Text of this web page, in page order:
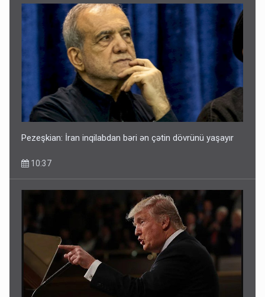
Pezeşkian: İran inqilabdan bəri ən çətin dövrünü yaşayır
10:37